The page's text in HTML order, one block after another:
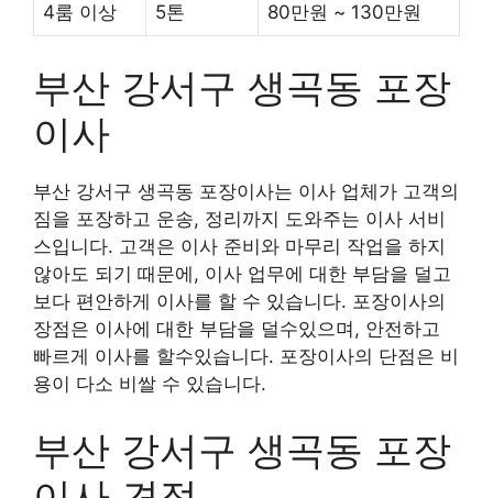
4룸 이상 5톤 80만원 ~ 130만원
부산 강서구 생곡동 포장
이사
부산 강서구 생곡동 포장이사는 이사 업체가 고객의
짐을 포장하고 운송, 정리까지 도와주는 이사 서비
스입니다. 고객은 이사 준비와 마무리 작업을 하지
않아도 되기 때문에, 이사 업무에 대한 부담을 덜고
보다 편안하게 이사를 할 수 있습니다. 포장이사의
장점은 이사에 대한 부담을 덜수있으며, 안전하고
빠르게 이사를 할수있습니다. 포장이사의 단점은 비
용이 다소 비쌀 수 있습니다.
부산 강서구 생곡동 포장